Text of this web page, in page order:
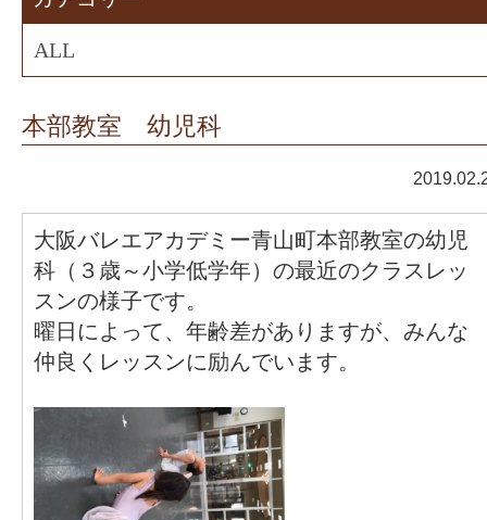
ALL
本部教室 幼児科
大阪バレエアカデミー青山町本部教室の幼児
科（３歳～小学低学年）の最近のクラスレッ
スンの様子です。
曜日によって、年齢差がありますが、みんな
仲良くレッスンに励んでいます。